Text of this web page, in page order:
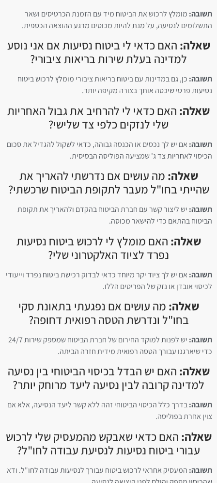
תשובה: מומלץ לרכוש את הביטוח מיד עם הזמנת הכרטיסים ושאר
התשלומים לנסיעה, על מנת להיות מכוסים מרגע ההוצאה הכספית.
שאלה: האם כדאי לי ביטוח נסיעות אם אני נוסע
למדינה בעלת שירות בריאות ציבורי?
תשובה: כן, גם במדינות עם ביטוח בריאות ציבורי מומלץ לרכוש ביטוח
נסיעות פרטי שיכסה אותך בצורה מקיפה יותר.
שאלה: האם כדאי לי להרחיב את גבול האחריות
שלי לנזקים כלפי צד שלישי?
תשובה: אם יש לך נכסים או הכנסה גבוהה, כדאי לשקול להגדיל את סכום
הכיסוי לאחריות צד ג' שמציעה הפוליסה הבסיסית.
שאלה: מה עושים אם נדרשתי להאריך את
שהייתי בחו"ל מעבר לתקופת הביטוח שרכשתי?
תשובה: יש ליצור קשר עם חברת הביטוח בהקדם ולהאריך את תקופת
הביטוח בהתאם כדי להישאר מכוסה.
שאלה: האם מומלץ לי לרכוש ביטוח נסיעות
נפרד לציוד האלקטרוני שלי?
תשובה: אם יש לך ציוד יקר מיוחד כדאי לבדוק רכישת ביטוח נפרד וייעודי
לכיסוי אובדן או נזק של הפריטים הללו.
שאלה: מה עושים אם נפגעתי בתאונת סקי
בחו"ל ונדרשת הטסה רפואית דחופה?
תשובה:
יש לפנות למוקד החירום של חברת הביטוח שמספק שירות 24/7
כדי שיארגנו עבורך הטסה רפואית מידית חזרה הביתה.
שאלה: האם יש הבדל בכיסוי הביטוחי בין נסיעה
למדינה קרובה לבין נסיעה ליעד מרוחק יותר?
תשובה:בדרך כלל הכיסוי הביטוחי זהה ללא קשר ליעד הנסיעה, אלא אם
צוין אחרת בפוליסה.
שאלה: האם כדאי שאבקש מהמעסיק שלי לרכוש
עבורי ביטוח נסיעות לנסיעת עבודה לחו"ל?
תשובה: המעסיק אחראי לרכוש ביטוח עבורך לנסיעות עבודה לחו"ל. ודא